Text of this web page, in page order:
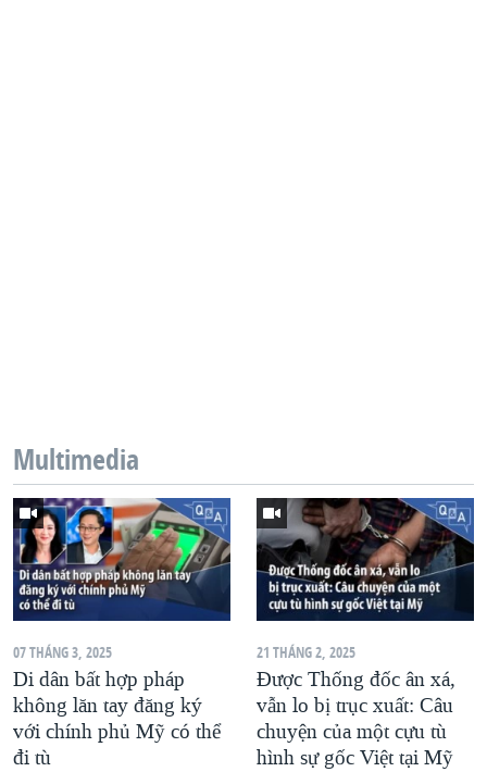
Multimedia
07 THÁNG 3, 2025
Di dân bất hợp pháp
không lăn tay đăng ký
với chính phủ Mỹ có thể
đi tù
21 THÁNG 2, 2025
Được Thống đốc ân xá,
vẫn lo bị trục xuất: Câu
chuyện của một cựu tù
hình sự gốc Việt tại Mỹ